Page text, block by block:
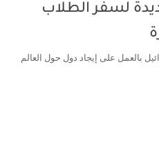
لسفر الطلاب
بالعمل على إيجاد دول حول العالم